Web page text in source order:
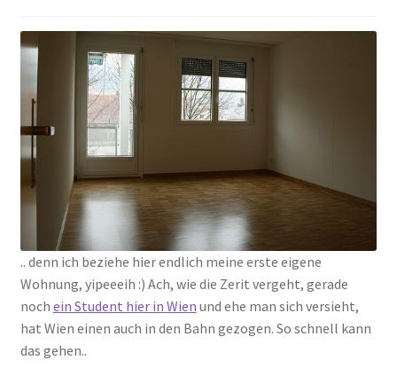
.. denn ich beziehe hier endlich meine erste eigene
Wohnung, yipeeeih :) Ach, wie die Zerit vergeht, gerade
noch ein Student hier in Wien und ehe man sich versieht,
hat Wien einen auch in den Bahn gezogen. So schnell kann
das gehen..